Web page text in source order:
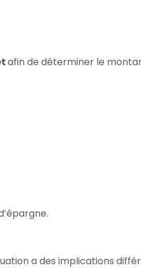
afin de déterminer le
a des implications